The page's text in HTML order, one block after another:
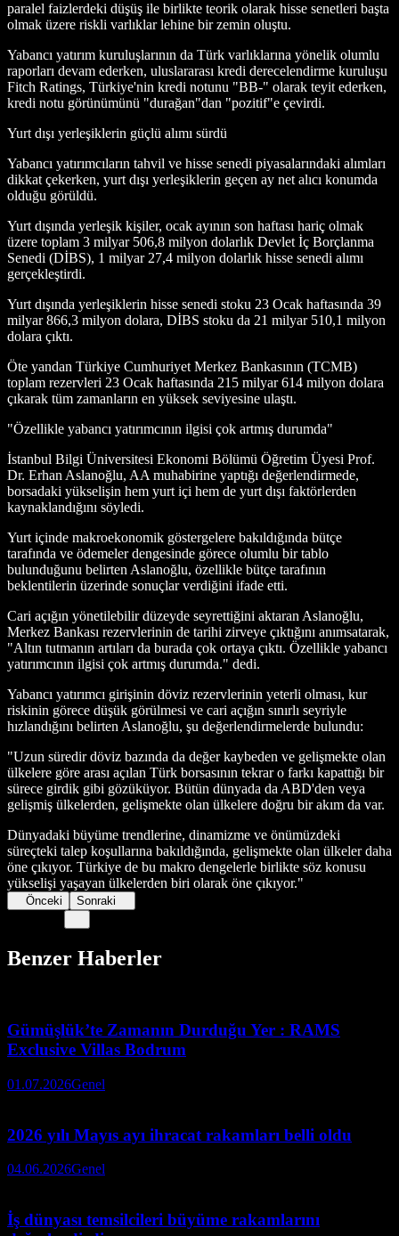
paralel faizlerdeki düşüş ile birlikte teorik olarak hisse senetleri başta
olmak üzere riskli varlıklar lehine bir zemin oluştu.
Yabancı yatırım kuruluşlarının da Türk varlıklarına yönelik olumlu
raporları devam ederken, uluslararası kredi derecelendirme kuruluşu
Fitch Ratings, Türkiye'nin kredi notunu "BB-" olarak teyit ederken,
kredi notu görünümünü "durağan"dan "pozitif"e çevirdi.
Yurt dışı yerleşiklerin güçlü alımı sürdü
Yabancı yatırımcıların tahvil ve hisse senedi piyasalarındaki alımları
dikkat çekerken, yurt dışı yerleşiklerin geçen ay net alıcı konumda
olduğu görüldü.
Yurt dışında yerleşik kişiler, ocak ayının son haftası hariç olmak
üzere toplam 3 milyar 506,8 milyon dolarlık Devlet İç Borçlanma
Senedi (DİBS), 1 milyar 27,4 milyon dolarlık hisse senedi alımı
gerçekleştirdi.
Yurt dışında yerleşiklerin hisse senedi stoku 23 Ocak haftasında 39
milyar 866,3 milyon dolara, DİBS stoku da 21 milyar 510,1 milyon
dolara çıktı.
Öte yandan Türkiye Cumhuriyet Merkez Bankasının (TCMB)
toplam rezervleri 23 Ocak haftasında 215 milyar 614 milyon dolara
çıkarak tüm zamanların en yüksek seviyesine ulaştı.
"Özellikle yabancı yatırımcının ilgisi çok artmış durumda"
İstanbul Bilgi Üniversitesi Ekonomi Bölümü Öğretim Üyesi Prof.
Dr. Erhan Aslanoğlu, AA muhabirine yaptığı değerlendirmede,
borsadaki yükselişin hem yurt içi hem de yurt dışı faktörlerden
kaynaklandığını söyledi.
Yurt içinde makroekonomik göstergelere bakıldığında bütçe
tarafında ve ödemeler dengesinde görece olumlu bir tablo
bulunduğunu belirten Aslanoğlu, özellikle bütçe tarafının
beklentilerin üzerinde sonuçlar verdiğini ifade etti.
Cari açığın yönetilebilir düzeyde seyrettiğini aktaran Aslanoğlu,
Merkez Bankası rezervlerinin de tarihi zirveye çıktığını anımsatarak,
"Altın tutmanın artıları da burada çok ortaya çıktı. Özellikle yabancı
yatırımcının ilgisi çok artmış durumda." dedi.
Yabancı yatırımcı girişinin döviz rezervlerinin yeterli olması, kur
riskinin görece düşük görülmesi ve cari açığın sınırlı seyriyle
hızlandığını belirten Aslanoğlu, şu değerlendirmelerde bulundu:
"Uzun süredir döviz bazında da değer kaybeden ve gelişmekte olan
ülkelere göre arası açılan Türk borsasının tekrar o farkı kapattığı bir
sürece girdik gibi gözüküyor. Bütün dünyada da ABD'den veya
gelişmiş ülkelerden, gelişmekte olan ülkelere doğru bir akım da var.
Dünyadaki büyüme trendlerine, dinamizme ve önümüzdeki
süreçteki talep koşullarına bakıldığında, gelişmekte olan ülkeler daha
öne çıkıyor. Türkiye de bu makro dengelerle birlikte söz konusu
yükselişi yaşayan ülkelerden biri olarak öne çıkıyor."
Önceki Sonraki
Benzer Haberler
Gümüşlük’te Zamanın Durduğu Yer : RAMS
Exclusive Villas Bodrum
01.07.2026Genel
2026 yılı Mayıs ayı ihracat rakamları belli oldu
04.06.2026Genel
İş dünyası temsilcileri büyüme rakamlarını